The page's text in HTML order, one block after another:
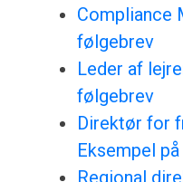
Compliance
følgebrev
Leder af
følgebrev
Direktør for
Eksempel
Regional